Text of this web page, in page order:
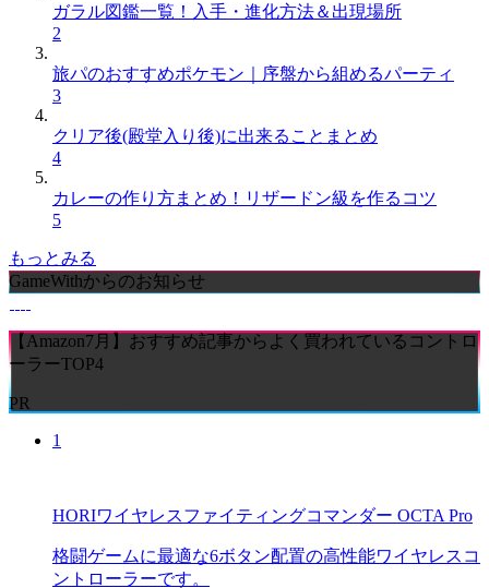
ガラル図鑑一覧！入手・進化方法＆出現場所
2
旅パのおすすめポケモン｜序盤から組めるパーティ
3
クリア後(殿堂入り後)に出来ることまとめ
4
カレーの作り方まとめ！リザードン級を作るコツ
5
もっとみる
GameWithからのお知らせ
【Amazon7月】おすすめ記事からよく買われているコントロ
ーラーTOP4
PR
1
HORIワイヤレスファイティングコマンダー OCTA Pro
格闘ゲームに最適な6ボタン配置の高性能ワイヤレスコ
ントローラーです。